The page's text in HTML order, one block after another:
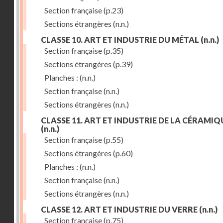
Section française(p.23)
Sections étrangères (n.n.)
CLASSE 10. ART ET INDUSTRIE DU MÉTAL (n.n.)
Section française(p.35)
Sections étrangères (p.39)
Planches : (n.n.)
Section française(n.n.)
Sections étrangères (n.n.)
CLASSE 11. ART ET INDUSTRIE DE LA
(n.n.)
Section française(p.55)
Sections étrangères (p.60)
Planches : (n.n.)
Section française(n.n.)
Sections étrangères (n.n.)
CLASSE 12. ART ET INDUSTRIE DU VERRE (n.n.)
Section française(p.75)